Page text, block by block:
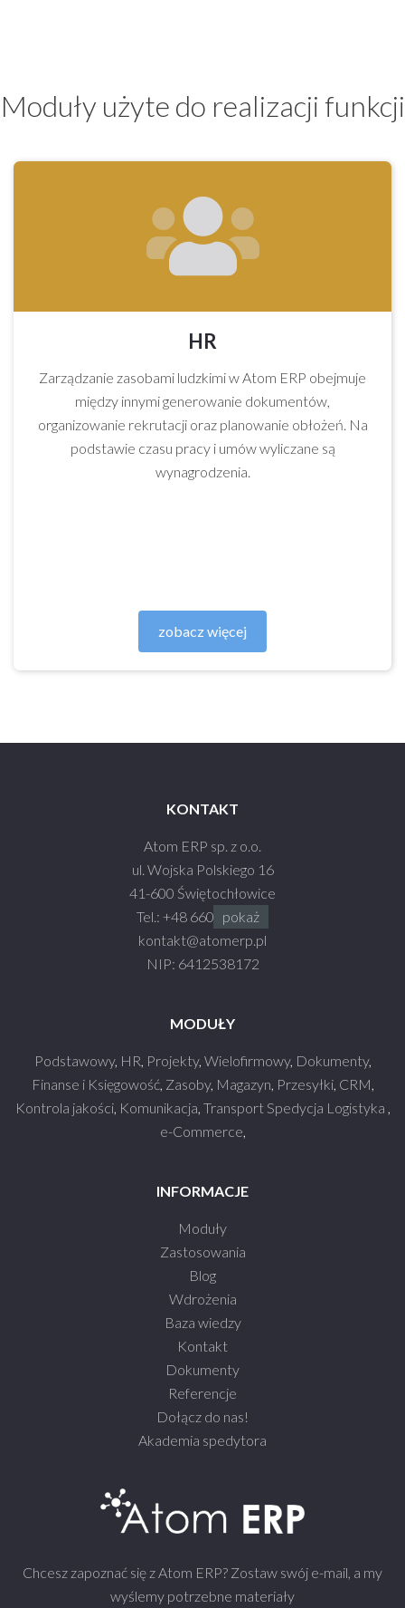
Moduły użyte do realizacji funkcji
HR
Zarządzanie zasobami ludzkimi w Atom ERP obejmuje
między innymi generowanie dokumentów,
organizowanie rekrutacji oraz planowanie obłożeń. Na
podstawie czasu pracy i umów wyliczane są
wynagrodzenia.
zobacz więcej
KONTAKT
Atom ERP sp. z o.o.
ul. Wojska Polskiego 16
41-600 Świętochłowice
Tel.: +48 660 990 930
pokaż
kontakt@atomerp.pl
NIP: 6412538172
MODUŁY
Podstawowy, HR, Projekty, Wielofirmowy, Dokumenty,
Finanse i Księgowość, Zasoby, Magazyn, Przesyłki, CRM,
Kontrola jakości, Komunikacja, Transport Spedycja Logistyka ,
e-Commerce,
INFORMACJE
Moduły
Zastosowania
Blog
Wdrożenia
Baza wiedzy
Kontakt
Dokumenty
Referencje
Dołącz do nas!
Akademia spedytora
Chcesz zapoznać się z Atom ERP? Zostaw swój e-mail, a my
wyślemy potrzebne materiały